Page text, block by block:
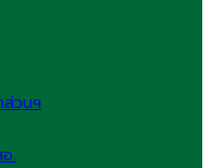
ส่วนฯ
.